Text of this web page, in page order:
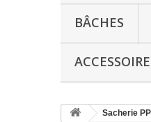
BÂCHES
Sacherie PP